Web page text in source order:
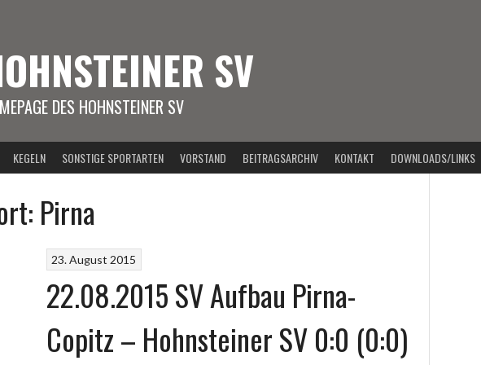
SV
DES HOHNSTEINER SV
KEGELN SONSTIGE SPORTARTEN VORSTAND BEITRAGSARCHIV KONTAKT DOWNLOADS/LINKS
Pirna
23. August 2015
22.08.2015 SV Aufbau Pirna-
Copitz – Hohnsteiner SV 0:0 (0:0)